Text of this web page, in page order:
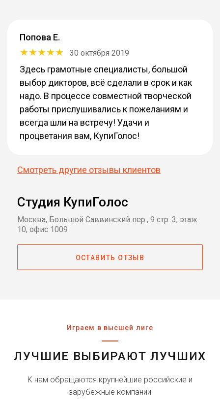
Попова Е.
30 октября 2019
Здесь грамотные специалисты, большой
выбор дикторов, всё сделали в срок и как
надо. В процессе совместной творческой
работы прислушивались к пожеланиям и
всегда шли на встречу! Удачи и
процветания вам, КупиГолос!
Смотреть другие отзывы клиентов
Студия КупиГолос
Москва, Большой Саввинский пер., 9 стр. 3, этаж
10, офис 1009
ОСТАВИТЬ ОТЗЫВ
Играем в высшей лиге
ЛУЧШИЕ ВЫБИРАЮТ ЛУЧШИХ
К нам обращаются крупнейшие российские и
зарубежные компании